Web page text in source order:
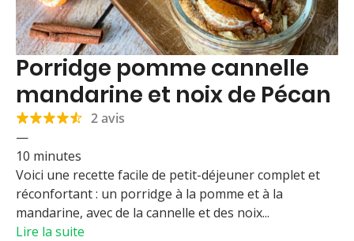
Porridge pomme cannelle
mandarine et noix de Pécan
2 avis
—
10 minutes
Voici une recette facile de petit-déjeuner complet et
réconfortant : un porridge à la pomme et à la
mandarine, avec de la cannelle et des noix...
Lire la suite